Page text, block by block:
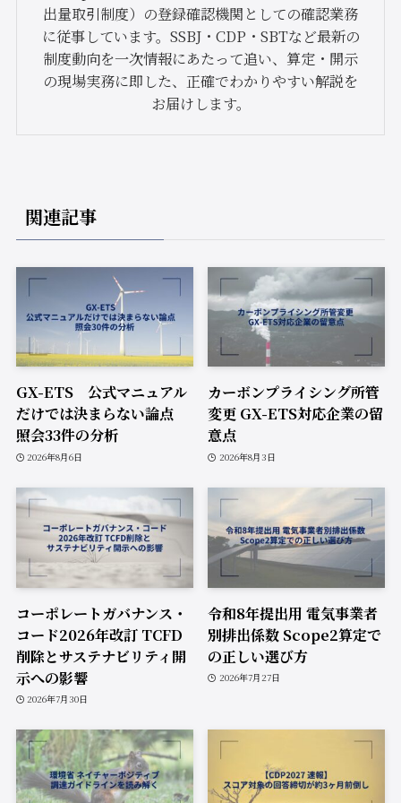
出量取引制度）の登録確認機関としての確認業務
に従事しています。SSBJ・CDP・SBTなど最新の
制度動向を一次情報にあたって追い、算定・開示
の現場実務に即した、正確でわかりやすい解説を
お届けします。
関連記事
GX-ETS 公式マニュアル
だけでは決まらない論点
照会33件の分析
2026年8月6日
カーボンプライシング所管
変更 GX-ETS対応企業の留
意点
2026年8月3日
コーポレートガバナンス・
コード2026年改訂 TCFD
削除とサステナビリティ開
示への影響
2026年7月30日
令和8年提出用 電気事業者
別排出係数 Scope2算定で
の正しい選び方
2026年7月27日